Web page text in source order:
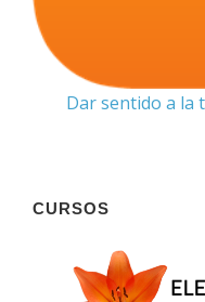
Dar sentido a la
CURSOS